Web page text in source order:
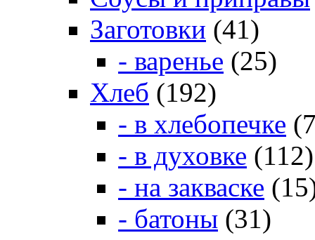
Заготовки (41)
- варенье (25)
Хлеб (192)
- в хлебопечке
- в духовке (112)
- на закваске
- батоны (31)